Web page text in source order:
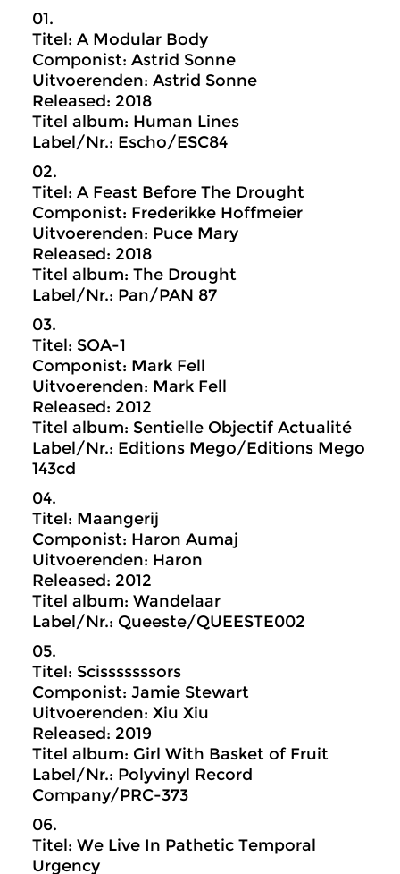
01.
Titel: A Modular Body
Componist: Astrid Sonne
Uitvoerenden: Astrid Sonne
Released: 2018
Titel album: Human Lines
Label/Nr.: Escho/ESC84
02.
Titel: A Feast Before The Drought
Componist: Frederikke Hoffmeier
Uitvoerenden: Puce Mary
Released: 2018
Titel album: The Drought
Label/Nr.: Pan/PAN 87
03.
Titel: SOA-1
Componist: Mark Fell
Uitvoerenden: Mark Fell
Released: 2012
Titel album: Sentielle Objectif Actualité
Label/Nr.: Editions Mego/Editions Mego
143cd
04.
Titel: Maangerij
Componist: Haron Aumaj
Uitvoerenden: Haron
Released: 2012
Titel album: Wandelaar
Label/Nr.: Queeste/QUEESTE002
05.
Titel: Scisssssssors
Componist: Jamie Stewart
Uitvoerenden: Xiu Xiu
Released: 2019
Titel album: Girl With Basket of Fruit
Label/Nr.: Polyvinyl Record
Company/PRC-373
06.
Titel: We Live In Pathetic Temporal
Urgency